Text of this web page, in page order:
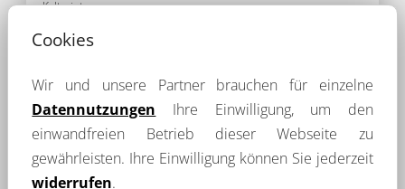
Kaltmiete
Cookies
Wir und unsere Partner brauchen für einzelne
Datennutzungen Ihre Einwilligung, um den
einwandfreien Betrieb dieser Webseite zu
gewährleisten. Ihre Einwilligung können Sie jederzeit
widerrufen.